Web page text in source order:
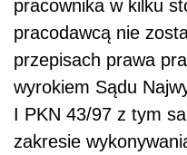
pracownika w kilku
pracodawcą nie
przepisach prawa
wyrokiem Sądu
I PKN 43/97 z tym
zakresie